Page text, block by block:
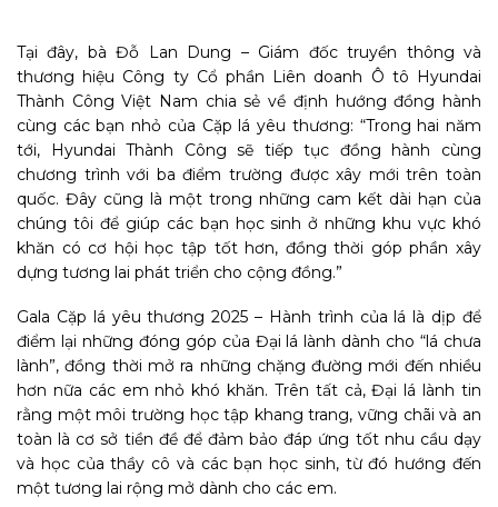
Tại đây, bà Đỗ Lan Dung – Giám đốc truyền thông và
thương hiệu Công ty Cổ phần Liên doanh Ô tô Hyundai
Thành Công Việt Nam chia sẻ về định hướng đồng hành
cùng các bạn nhỏ của Cặp lá yêu thương: “Trong hai năm
tới, Hyundai Thành Công sẽ tiếp tục đồng hành cùng
chương trình với ba điểm trường được xây mới trên toàn
quốc. Đây cũng là một trong những cam kết dài hạn của
chúng tôi để giúp các bạn học sinh ở những khu vực khó
khăn có cơ hội học tập tốt hơn, đồng thời góp phần xây
dựng tương lai phát triển cho cộng đồng.”
Gala Cặp lá yêu thương 2025 – Hành trình của lá là dịp để
điểm lại những đóng góp của Đại lá lành dành cho “lá chưa
lành”, đồng thời mở ra những chặng đường mới đến nhiều
hơn nữa các em nhỏ khó khăn. Trên tất cả, Đại lá lành tin
rằng một môi trường học tập khang trang, vững chãi và an
toàn là cơ sở tiền đề để đảm bảo đáp ứng tốt nhu cầu dạy
và học của thầy cô và các bạn học sinh, từ đó hướng đến
một tương lai rộng mở dành cho các em.